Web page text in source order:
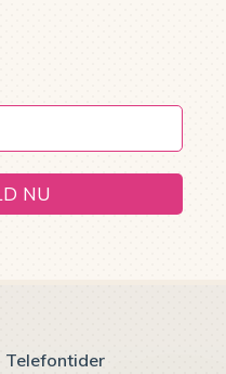
NU
Telefontider